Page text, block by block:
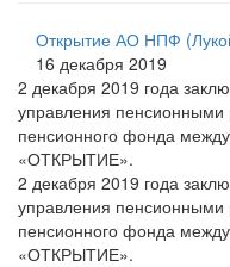
Открытие АО НПФ
16 декабря 2019
2 декабря 2019 года
управления пенсионными
пенсионного фонда
«ОТКРЫТИЕ».
2 декабря 2019 года
управления пенсионными
пенсионного фонда
«ОТКРЫТИЕ».